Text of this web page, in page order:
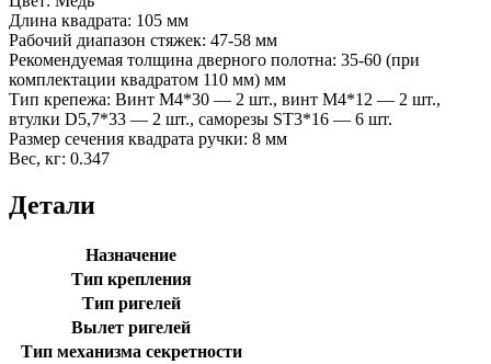
Длина квадрата: 105 мм
Рабочий диапазон стяжек: 47-58 мм
Рекомендуемая толщина дверного полотна: 35-60 (при
комплектации квадратом 110 мм) мм
Тип крепежа: Винт М4*30 — 2 шт., винт М4*12 — 2 шт.,
втулки D5,7*33 — 2 шт., саморезы SТ3*16 — 6 шт.
Размер сечения квадрата ручки: 8 мм
Вес, кг: 0.347
Детали
Назначение
Тип крепления
Тип ригелей
Вылет ригелей
Тип механизма секретности